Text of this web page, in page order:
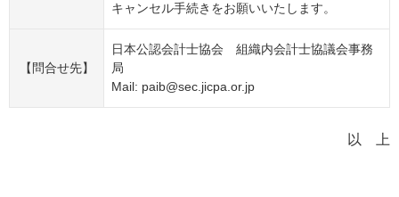
キャンセル手続きをお願いいたします。
【問合せ先】
日本公認会計士協会 組織内会計士協議会事務
局
Mail: paib@sec.jicpa.or.jp
以 上